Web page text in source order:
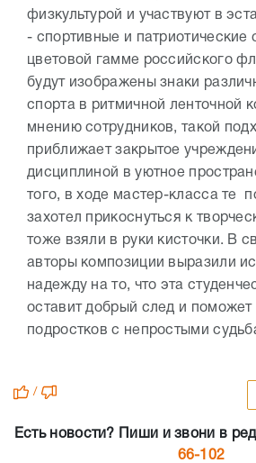
физкультурой и участвуют в
- спортивные и
цветовой гамме российского
будут изображены знаки
спорта в ритмичной ленточной
мнению сотрудников, такой
приближает закрытое
дисциплиной в уютное
того, в ходе мастер-класса те
захотел прикоснуться к
тоже взяли в руки кисточки. В
авторы композиции выразили
надежду на то, что эта
оставит добрый след и поможет
подростков с непростыми
/
Есть новости? Пиши и звони в
66-102